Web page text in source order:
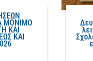
ΜΟΝΙΜΟ
ΚΑΙ
ΚΑΙ